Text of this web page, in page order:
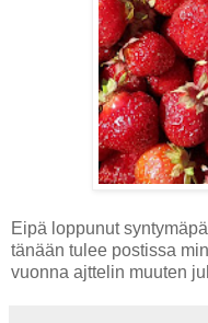
Eipä loppunut
tänään tulee postissa
vuonna ajttelin muuten